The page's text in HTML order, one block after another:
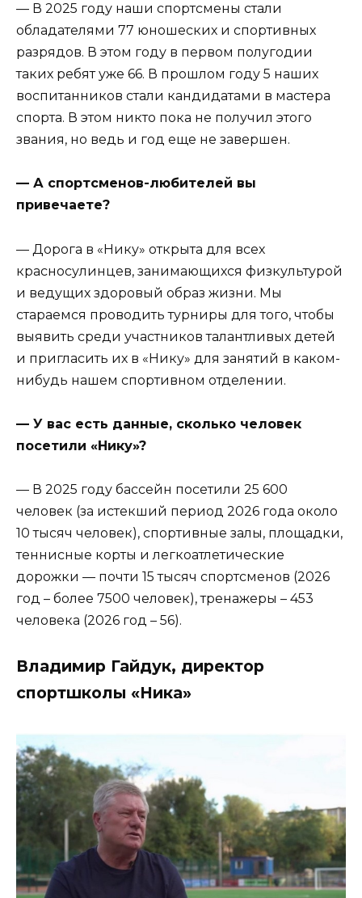
— В 2025 году наши спортсмены стали
обладателями 77 юношеских и спортивных
разрядов. В этом году в первом полугодии
таких ребят уже 66. В прошлом году 5 наших
воспитанников стали кандидатами в мастера
спорта. В этом никто пока не получил этого
звания, но ведь и год еще не завершен.
— А спортсменов-любителей вы
привечаете?
— Дорога в «Нику» открыта для всех
красносулинцев, занимающихся физкультурой
и ведущих здоровый образ жизни. Мы
стараемся проводить турниры для того, чтобы
выявить среди участников талантливых детей
и пригласить их в «Нику» для занятий в каком-
нибудь нашем спортивном отделении.
— У вас есть данные, сколько человек
посетили «Нику»?
— В 2025 году бассейн посетили 25 600
человек (за истекший период 2026 года около
10 тысяч человек), спортивные залы, площадки,
теннисные корты и легкоатлетические
дорожки — почти 15 тысяч спортсменов (2026
год – более 7500 человек), тренажеры – 453
человека (2026 год – 56).
Владимир Гайдук, директор
спортшколы «Ника»